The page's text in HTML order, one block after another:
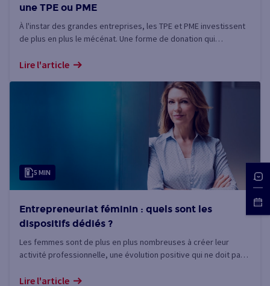
une TPE ou PME
À l'instar des grandes entreprises, les TPE et PME investissent
de plus en plus le mécénat. Une forme de donation qui
responsabilité sociale, d'engagement des salariés, d'ancrage
Lire l'article
5 MIN
Entrepreneuriat féminin : quels sont les
dispositifs dédiés ?
Les femmes sont de plus en plus nombreuses à créer leur
activité professionnelle, une évolution positive qui ne doit pas
encore aujourd'hui.
Lire l'article